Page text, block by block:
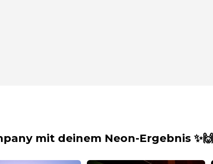
mit deinem Neon-Ergebnis ✨🙌